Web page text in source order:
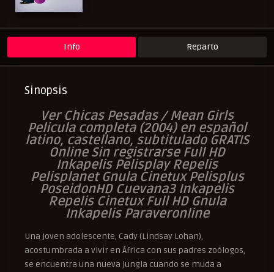
UltraPelisHD
Verpeliculasultra
Info Reparto
Sinopsis
Ver Chicas Pesadas / Mean Girls
Pelicula completa (2004) en español
latino, castellano, subtitulado GRATIS
Online Sin registrarse Full HD
Inkapelis Pelisplay Repelis
Pelisplanet Gnula Cinetux Pelisplus
PoseidonHD Cuevana3 Inkapelis
Repelis Cinetux Full HD Gnula
Inkapelis Paraveronline
Una joven adolescente, Cady (Lindsay Lohan),
acostumbrada a vivir en África con sus padres zoólogos,
se encuentra una nueva jungla cuando se muda a